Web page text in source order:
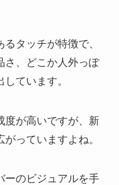
タッチが特徴で、
さ、どこか人外っぽ
ています。
度が高いですが、新
っていますよね。
ーのビジュアルを手